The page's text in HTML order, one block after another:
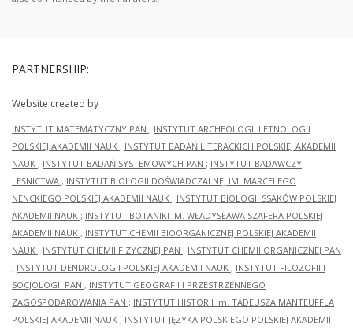
PARTNERSHIP:
Website created by
INSTYTUT MATEMATYCZNY PAN ; INSTYTUT ARCHEOLOGII I ETNOLOGII
POLSKIEJ AKADEMII NAUK ; INSTYTUT BADAŃ LITERACKICH POLSKIEJ AKADEMII
NAUK ; INSTYTUT BADAŃ SYSTEMOWYCH PAN ; INSTYTUT BADAWCZY
LEŚNICTWA ; INSTYTUT BIOLOGII DOŚWIADCZALNEJ IM. MARCELEGO
NENCKIEGO POLSKIEJ AKADEMII NAUK ; INSTYTUT BIOLOGII SSAKÓW POLSKIEJ
AKADEMII NAUK ; INSTYTUT BOTANIKI IM. WŁADYSŁAWA SZAFERA POLSKIEJ
AKADEMII NAUK ; INSTYTUT CHEMII BIOORGANICZNEJ POLSKIEJ AKADEMII
NAUK ; INSTYTUT CHEMII FIZYCZNEJ PAN ; INSTYTUT CHEMII ORGANICZNEJ PAN
; INSTYTUT DENDROLOGII POLSKIEJ AKADEMII NAUK ; INSTYTUT FILOZOFII I
SOCJOLOGII PAN ; INSTYTUT GEOGRAFII I PRZESTRZENNEGO
ZAGOSPODAROWANIA PAN ; INSTYTUT HISTORII im. TADEUSZA MANTEUFFLA
POLSKIEJ AKADEMII NAUK ; INSTYTUT JĘZYKA POLSKIEGO POLSKIEJ AKADEMII